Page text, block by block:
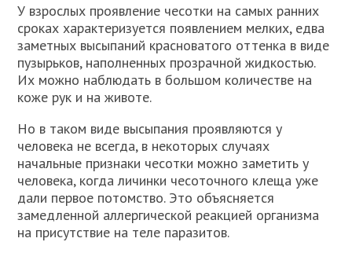
У взрослых проявление чесотки на самых ранних
сроках характеризуется появлением мелких, едва
заметных высыпаний красноватого оттенка в виде
пузырьков, наполненных прозрачной жидкостью.
Их можно наблюдать в большом количестве на
коже рук и на животе.
Но в таком виде высыпания проявляются у
человека не всегда, в некоторых случаях
начальные признаки чесотки можно заметить у
человека, когда личинки чесоточного клеща уже
дали первое потомство. Это объясняется
замедленной аллергической реакцией организма
на присутствие на теле паразитов.